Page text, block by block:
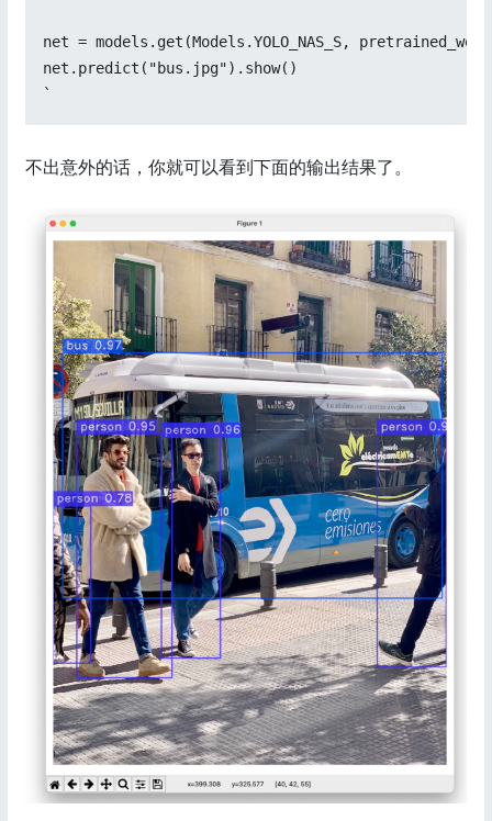
net = models.get(Models.YOLO_NAS_S,
net.predict("bus.jpg").show()
`
不出意外的话，你就可以看到下面的输出结果了。